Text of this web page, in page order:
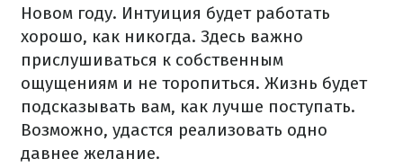
Новом году. Интуиция будет работать
хорошо, как никогда. Здесь важно
прислушиваться к собственным
ощущениям и не торопиться. Жизнь будет
подсказывать вам, как лучше поступать.
Возможно, удастся реализовать одно
давнее желание.